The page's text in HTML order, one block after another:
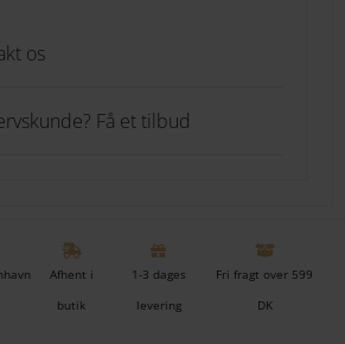
røde Kay Bojesen mini abe
os
Få et tilbud
Afhent i
butik
1-3 dages
levering
Fri fragt over 599
DK